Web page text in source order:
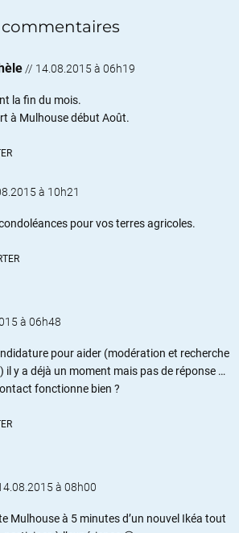
// 14.08.2015 à 06h19
la fin du mois.
à Mulhouse début Août.
à 10h21
pour vos terres agricoles.
à 06h48
pour aider (modération et recherche
il y a déjà un moment mais pas de réponse …
fonctionne bien ?
à 08h00
Mulhouse à 5 minutes d’un nouvel Ikéa tout